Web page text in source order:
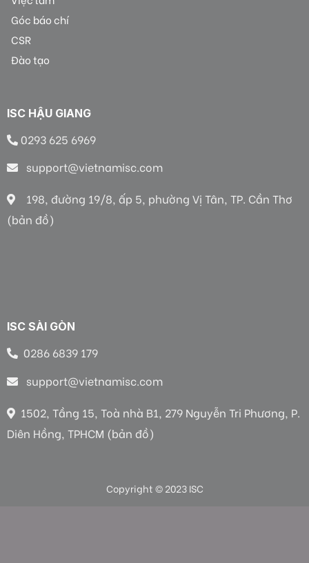
Góc báo chí
CSR
Đào tạo
ISC HẬU GIANG
0293 625 6969
support@vietnamisc.com
198, đường 19/8, ấp 5, phường Vị Tân, TP. Cần Thơ
(bản đồ)
ISC SÀI GÒN
0286 6839 179
support@vietnamisc.com
1502, Tầng 15, Toà nhà B1, 279 Nguyễn Tri Phương, P.
Diên Hồng, TPHCM (bản đồ)
Copyright © 2023 ISC